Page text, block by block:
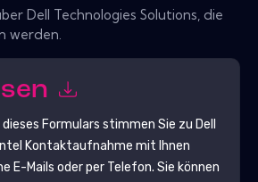
Dell Technologies Solutions, die
werden.
Formulars stimmen Sie zu Dell
Kontaktaufnahme mit Ihnen
E-Mails oder per Telefon. Sie können